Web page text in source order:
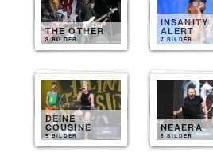
THE OTHER
8 BILDER
INSANITY
ALERT
7 BILDER
DEINE
COUSINE
5 BILDER
NEAERA
5 BILDER